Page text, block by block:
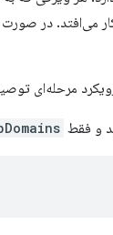
می‌افتد. در صورت
مرحله‌ای
و فقط